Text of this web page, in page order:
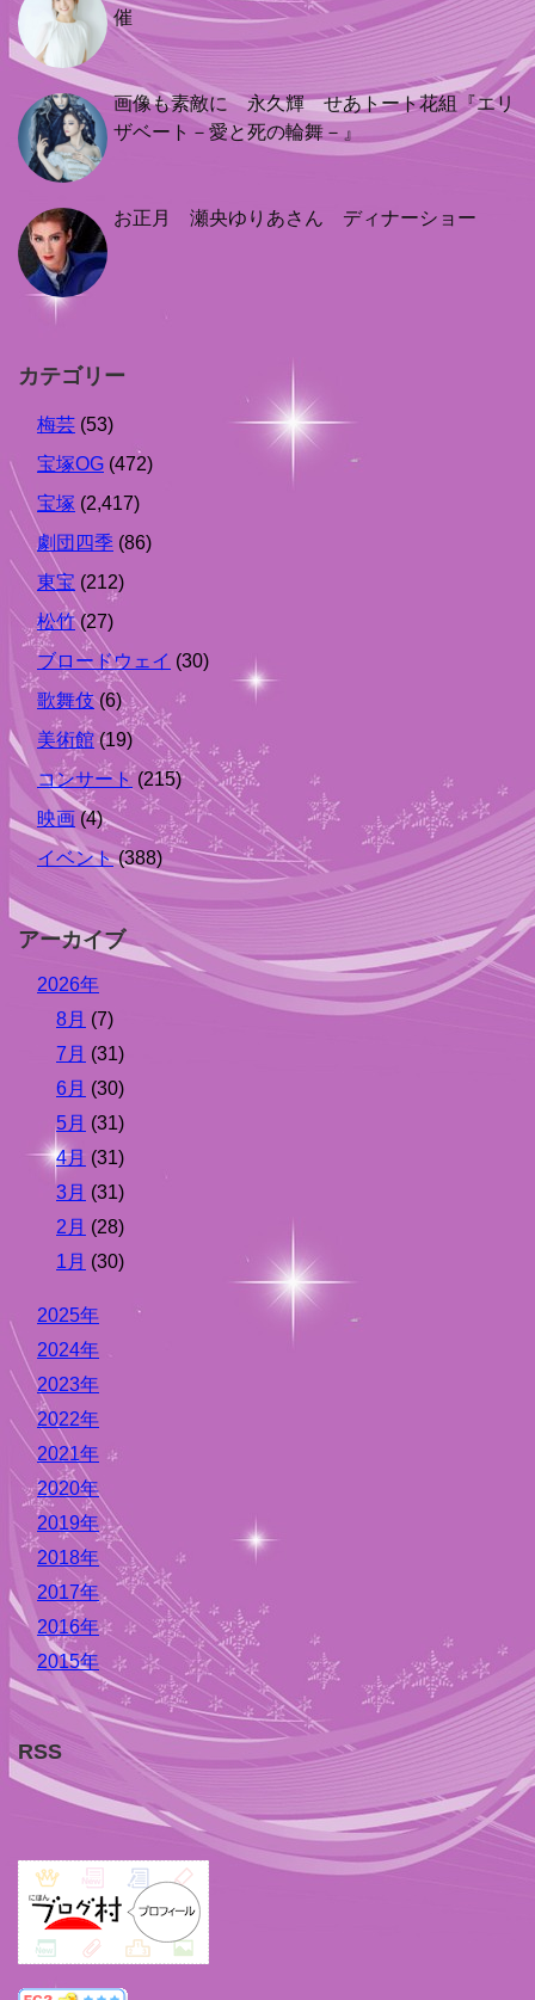
催
画像も素敵に 永久輝 せあトート花組『エリ
ザベート－愛と死の輪舞－』
お正月 瀬央ゆりあさん ディナーショー
カテゴリー
梅芸 (53)
宝塚OG (472)
宝塚 (2,417)
劇団四季 (86)
東宝 (212)
松竹(27)
ブロードウェイ (30)
歌舞伎(6)
美術館(19)
コンサート(215)
映画 (4)
イベント(388)
アーカイブ
2026年
8月 (7)
7月 (31)
6月 (30)
5月 (31)
4月 (31)
3月 (31)
2月 (28)
1月 (30)
2025年
2024年
2023年
2022年
2021年
2020年
2019年
2018年
2017年
2016年
2015年
RSS